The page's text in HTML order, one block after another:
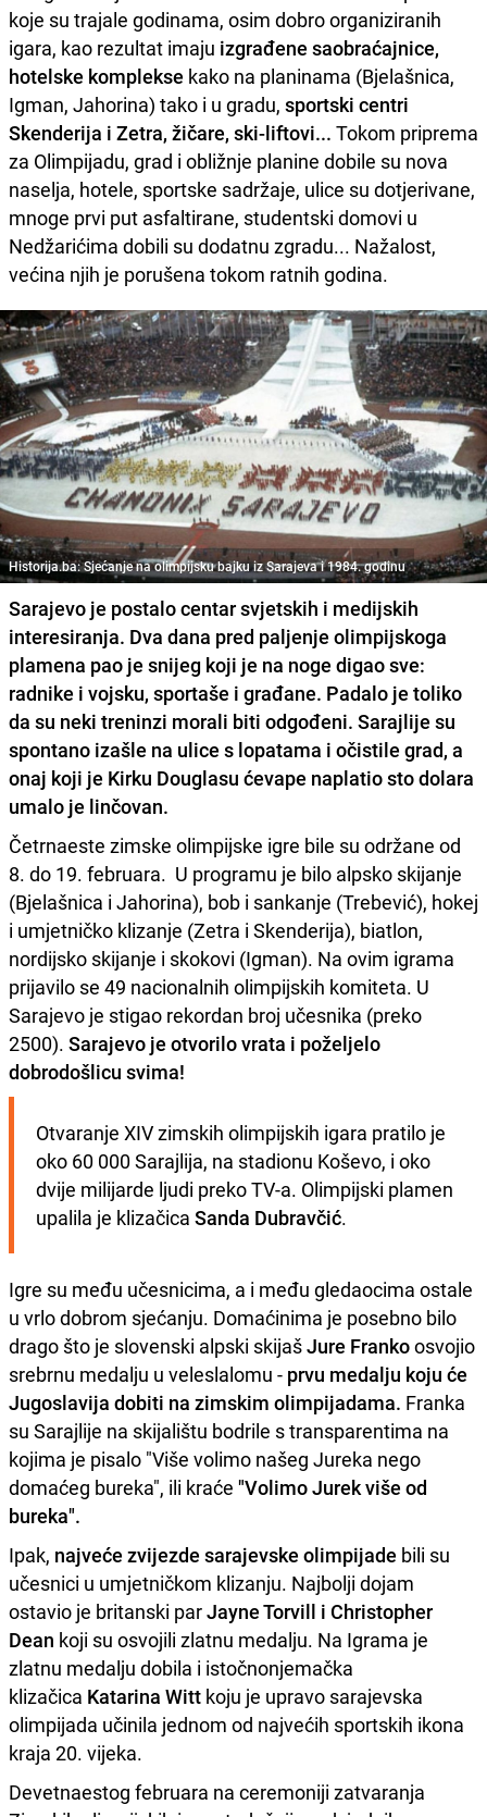
koje su trajale godinama, osim dobro organiziranih
igara, kao rezultat imaju izgrađene saobraćajnice,
hotelske komplekse kako na planinama (Bjelašnica,
Igman, Jahorina) tako i u gradu, sportski centri
Skenderija i Zetra, žičare, ski-liftovi... Tokom priprema
za Olimpijadu, grad i obližnje planine dobile su nova
naselja, hotele, sportske sadržaje, ulice su dotjerivane,
mnoge prvi put asfaltirane, studentski domovi u
Nedžarićima dobili su dodatnu zgradu... Nažalost,
većina njih je porušena tokom ratnih godina.
Historija.ba: Sjećanje na olimpijsku bajku iz Sarajeva i 1984. godinu
Sarajevo je postalo centar svjetskih i medijskih
interesiranja. Dva dana pred paljenje olimpijskoga
plamena pao je snijeg koji je na noge digao sve:
radnike i vojsku, sportaše i građane. Padalo je toliko
da su neki treninzi morali biti odgođeni. Sarajlije su
spontano izašle na ulice s lopatama i očistile grad, a
onaj koji je Kirku Douglasu ćevape naplatio sto dolara
umalo je linčovan.
Četrnaeste zimske olimpijske igre bile su održane od
8. do 19. februara. U programu je bilo alpsko skijanje
(Bjelašnica i Jahorina), bob i sankanje (Trebević), hokej
i umjetničko klizanje (Zetra i Skenderija), biatlon,
nordijsko skijanje i skokovi (Igman). Na ovim igrama
prijavilo se 49 nacionalnih olimpijskih komiteta. U
Sarajevo je stigao rekordan broj učesnika (preko
2500). Sarajevo je otvorilo vrata i poželjelo
dobrodošlicu svima!
Otvaranje XIV zimskih olimpijskih igara pratilo je
oko 60 000 Sarajlija, na stadionu Koševo, i oko
dvije milijarde ljudi preko TV-a. Olimpijski plamen
upalila je klizačica Sanda Dubravčić.
Igre su među učesnicima, a i među gledaocima ostale
u vrlo dobrom sjećanju. Domaćinima je posebno bilo
drago što je slovenski alpski skijašJure Frankoosvojio
srebrnu medalju u veleslalomu - prvu medalju koju će
Jugoslavija dobiti na zimskim olimpijadama. Franka
su Sarajlije na skijalištu bodrile s transparentima na
kojima je pisalo "Više volimo našeg Jureka nego
domaćeg bureka", ili kraće "Volimo Jurek više od
bureka".
Ipak, najveće zvijezde sarajevske olimpijade bili su
učesnici u umjetničkom klizanju. Najbolji dojam
ostavio je britanski parJayne Torvill i Christopher
Dean koji su osvojili zlatnu medalju. Na Igrama je
zlatnu medalju dobila i istočnonjemačka
klizačica Katarina Witt koju je upravo sarajevska
olimpijada učinila jednom od najvećih sportskih ikona
kraja 20. vijeka.
Devetnaestog februara na ceremoniji zatvaranja